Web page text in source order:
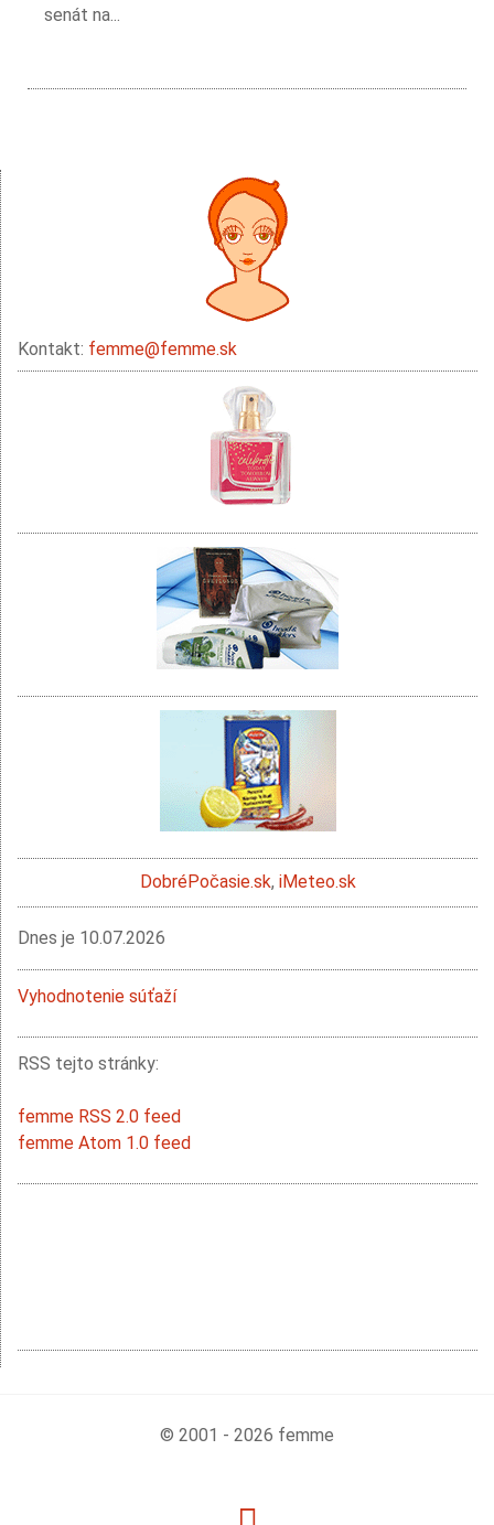
senát na...
Kontakt: femme@femme.sk
DobréPočasie.sk, iMeteo.sk
Dnes je 10.07.2026
Vyhodnotenie súťaží
RSS tejto stránky:
femme RSS 2.0 feed
femme Atom 1.0 feed
© 2001 - 2026 femme